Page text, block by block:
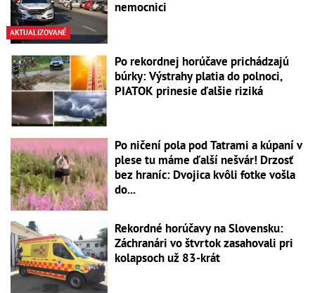
AKTUALIZOVANÉ
nemocnici
Po rekordnej horúčave prichádzajú
búrky: Výstrahy platia do polnoci,
PIATOK prinesie ďalšie riziká
Po ničení pola pod Tatrami a kúpaní v
plese tu máme ďalší nešvár! Drzosť
bez hraníc: Dvojica kvôli fotke vošla
do...
Rekordné horúčavy na Slovensku:
Záchranári vo štvrtok zasahovali pri
kolapsoch už 83-krát